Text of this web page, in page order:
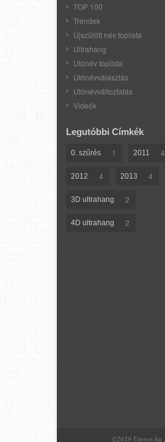
TOP 100
Trendek
Újszülött név toplista
Ultrahang
Utónév toplista
Utónévválasztás
Utónévváltoztatás
Videók
Legutóbbi Címkék
0. szűrés 1 2011 4
2012 4 2013 4
3D ultrahang 2
4D ultrahang 2
©2019 Utonev.hu